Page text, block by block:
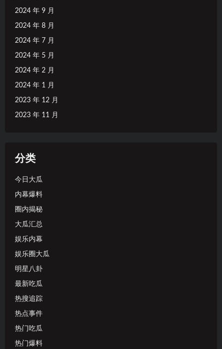
2024 年 9 月
2024 年 8 月
2024 年 7 月
2024 年 5 月
2024 年 2 月
2024 年 1 月
2023 年 12 月
2023 年 11 月
分类
今日大瓜
内幕爆料
圈内揭秘
大瓜汇总
娱乐内幕
娱乐圈大瓜
明星八卦
最新吃瓜
热搜追踪
热点事件
热门吃瓜
热门爆料